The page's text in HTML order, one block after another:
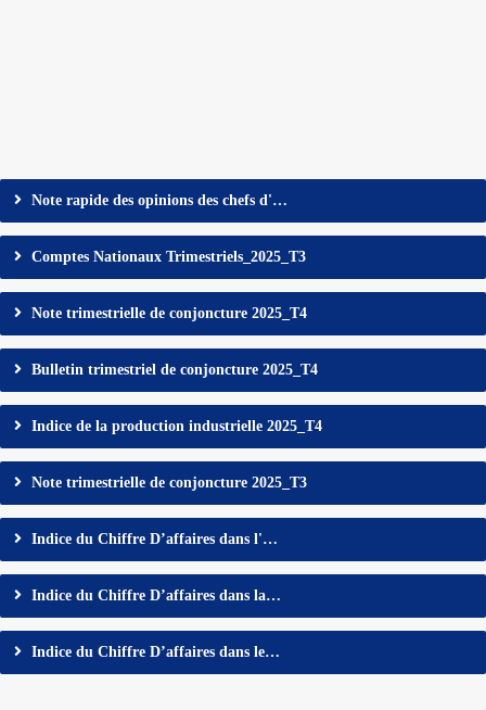
Note rapide des opinions des chefs d'…
Comptes Nationaux Trimestriels_2025_T3
Note trimestrielle de conjoncture 2025_T4
Bulletin trimestriel de conjoncture 2025_T4
Indice de la production industrielle 2025_T4
Note trimestrielle de conjoncture 2025_T3
Indice du Chiffre D’affaires dans l'…
Indice du Chiffre D’affaires dans la…
Indice du Chiffre D’affaires dans le…